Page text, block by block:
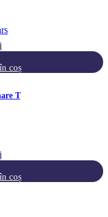
coș
T
coș